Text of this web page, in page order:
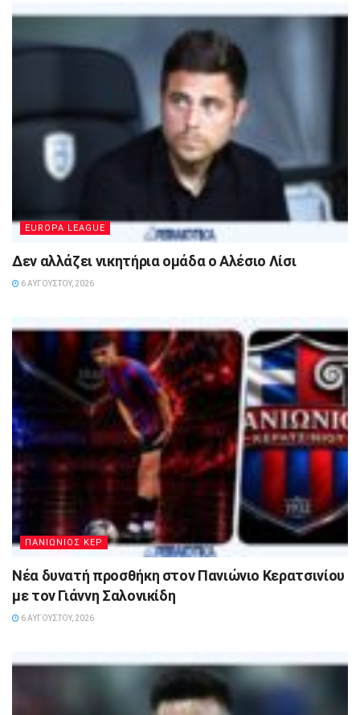
EUROPA LEAGUE
Δεν αλλάζει νικητήρια ομάδα ο Αλέσιο Λίσι
6 ΑΥΓΟΎΣΤΟΥ, 2026
ΠΑΝΙΩΝΙΟΣ ΚΕΡ
Νέα δυνατή προσθήκη στον Πανιώνιο Κερατσινίου
με τον Γιάννη Σαλονικίδη
6 ΑΥΓΟΎΣΤΟΥ, 2026